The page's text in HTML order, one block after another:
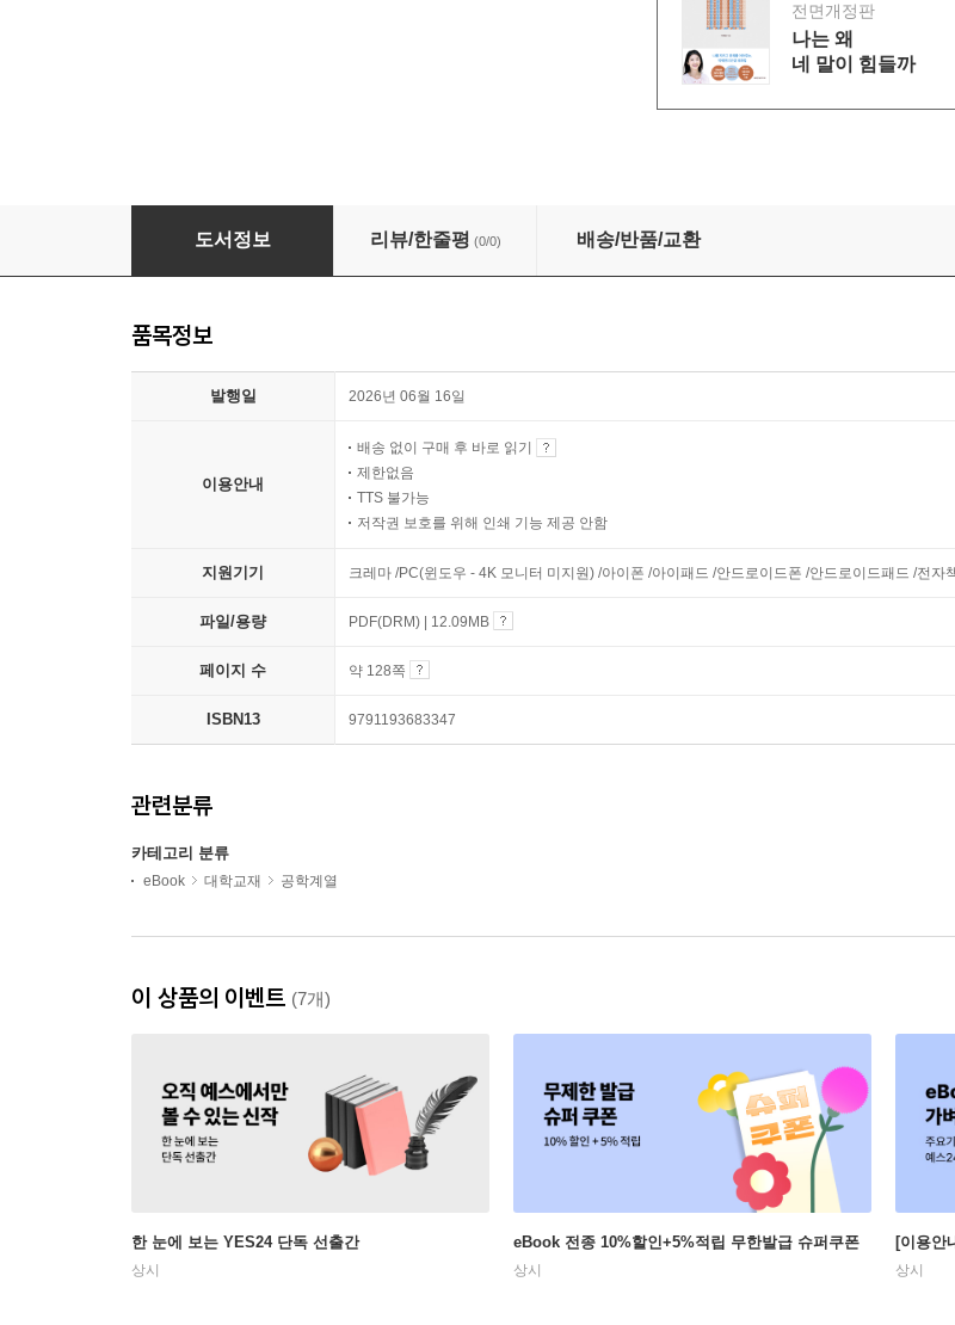
전면개정판
나는 왜
네 말이 힘들까
문서편집과 디지털 실무
도서정보 리뷰/한줄평 (0/0) 배송/반품/교환
품목정보
발행일 2026년 06월 16일
이용안내
배송 없이 구매 후 바로 읽기
제한없음
TTS 불가능
저작권 보호를 위해 인쇄 기능 제공 안함
지원기기 크레마 /PC(윈도우 - 4K 모니터 미지원) /아이폰 /아이패드 /안드로이드폰 /안드로이드패드 /전
파일/용량 PDF(DRM) | 12.09MB
페이지 수 약 128쪽
ISBN13 9791193683347
관련분류
카테고리 분류
eBook 대학교재 공학계열
이 상품의 이벤트 (7개)
한 눈에 보는 YES24 단독 선출간
상시
eBook 전종 10%할인+5%적립 무한발급 슈퍼쿠폰
상시
[이용안
상시